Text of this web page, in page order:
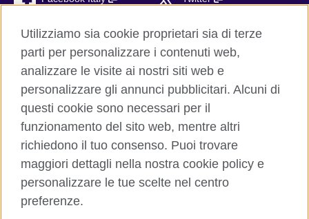
YouTube TikTok
RSS
British Council global
Privacy e condizioni d'uso
Cookie
Sitemap
Aiuto
Utilizziamo sia cookie proprietari sia di terze
parti per personalizzare i contenuti web,
analizzare le visite ai nostri siti web e
personalizzare gli annunci pubblicitari. Alcuni di
questi cookie sono necessari per il
funzionamento del sito web, mentre altri
richiedono il tuo consenso. Puoi trovare
maggiori dettagli nella nostra cookie policy e
personalizzare le tue scelte nel centro
preferenze.